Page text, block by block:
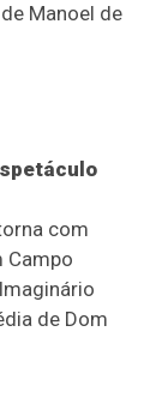
Manoel de
com
Campo
de Dom